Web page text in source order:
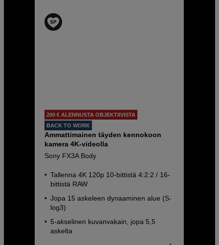
200 € ALENNUSTA OBJEKTIIVISTA
BACK TO WORK
Ammattimainen täyden kennokoon
kamera 4K-videolla
Sony FX3A Body
Tallenna 4K 120p 10-bittistä 4:2:2 / 16-
bittistä RAW
Jopa 15 askeleen dynaaminen alue (S-
log3)
5-akselinen kuvanvakain, jopa 5,5
askelta